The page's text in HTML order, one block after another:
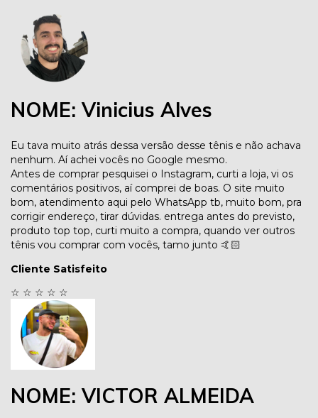
NOME: Vinicius Alves
Eu tava muito atrás dessa versão desse tênis e não achava
nenhum. Aí achei vocês no Google mesmo.
Antes de comprar pesquisei o Instagram, curti a loja, vi os
comentários positivos, aí comprei de boas. O site muito
bom, atendimento aqui pelo WhatsApp tb, muito bom, pra
corrigir endereço, tirar dúvidas. entrega antes do previsto,
produto top top, curti muito a compra, quando ver outros
tênis vou comprar com vocês, tamo junto 🤙🏻
Cliente Satisfeito
☆ ☆ ☆ ☆ ☆
NOME: VICTOR ALMEIDA